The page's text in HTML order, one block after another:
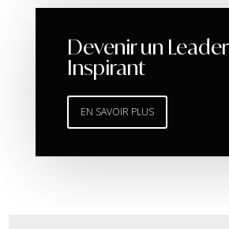
Devenir un Leader
Inspirant
EN SAVOIR PLUS